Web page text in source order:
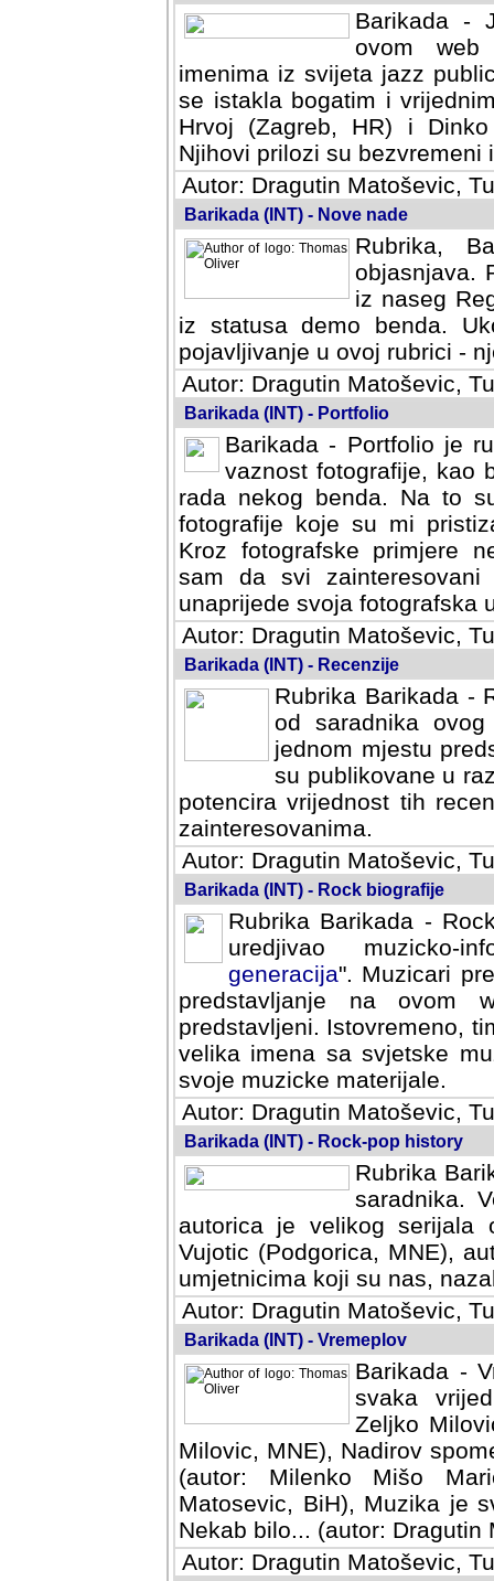
Barikada -
ovom web
imenima iz svijeta jazz
se istakla bogatim i
Hrvoj (Zagreb, HR) i
Njihovi prilozi su bezvremeni
Autor: Dragutin Matoševic,
Barikada (INT) - Nove nade
Rubrika,
objasnjava.
iz naseg
iz statusa demo benda.
pojavljivanje u ovoj rubrici -
Autor: Dragutin Matoševic,
Barikada (INT) - Portfolio
Barikada - Portfolio je
vaznost fotografije, kao
rada nekog benda. Na to
fotografije koje su mi
fotografske primjere
svi zainteresovani
svoja fotografska umijeca.
Autor: Dragutin Matoševic,
Barikada (INT) - Recenzije
Rubrika Barikada -
od saradnika
jednom mjestu
su publikovane u
potencira vrijednost tih
zainteresovanima.
Autor: Dragutin Matoševic,
Barikada (INT) - Rock biografije
Rubrika Barikada -
uredjivao muzicko-
Muzicari predstavljeni u
na ovom web portalu
Istovremeno, tim nacinom
sa svjetske muzicke scene
materijale.
Autor: Dragutin Matoševic,
Barikada (INT) - Rock-pop history
Rubrika
saradnika.
autorica je velikog serijala
Vujotic (Podgorica, MNE),
umjetnicima koji su nas,
Autor: Dragutin Matoševic,
Barikada (INT) - Vremeplov
Barikada -
svaka
Milovic,
MNE), Nadirov spomenar
Milenko Mišo Maric, UK),
Muzika je svirala (autor:
(autor: Dragutin Matosevic,
Autor: Dragutin Matoševic,